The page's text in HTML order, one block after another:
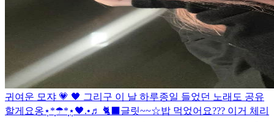
귀여운 모쟈 💗 🖤 그리구 이 날 하루종일 들었던 노래도 공유
할게요옹⋆̩*̣̩☂︎*̣̩⋆̩🖤.•♬ 🐈‍⬛ 글릿~~☆밥 먹었어요??? 이거 체리